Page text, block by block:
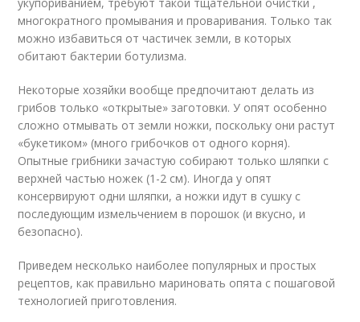
многократного промывания и проваривания. Только так
можно избавиться от частичек земли, в которых
обитают бактерии ботулизма.
Некоторые хозяйки вообще предпочитают делать из
грибов только «открытые» заготовки. У опят особенно
сложно отмывать от земли ножки, поскольку они растут
«букетиком» (много грибочков от одного корня).
Опытные грибники зачастую собирают только шляпки с
верхней частью ножек (1-2 см). Иногда у опят
консервируют одни шляпки, а ножки идут в сушку с
последующим измельчением в порошок (и вкусно, и
безопасно).
Приведем несколько наиболее популярных и простых
рецептов, как правильно мариновать опята с пошаговой
технологией приготовления.